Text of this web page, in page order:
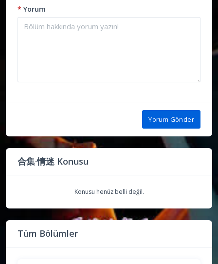
* Yorum
Yorum Gönder
合集·情迷 Konusu
Konusu henüz belli değil.
Tüm Bölümler